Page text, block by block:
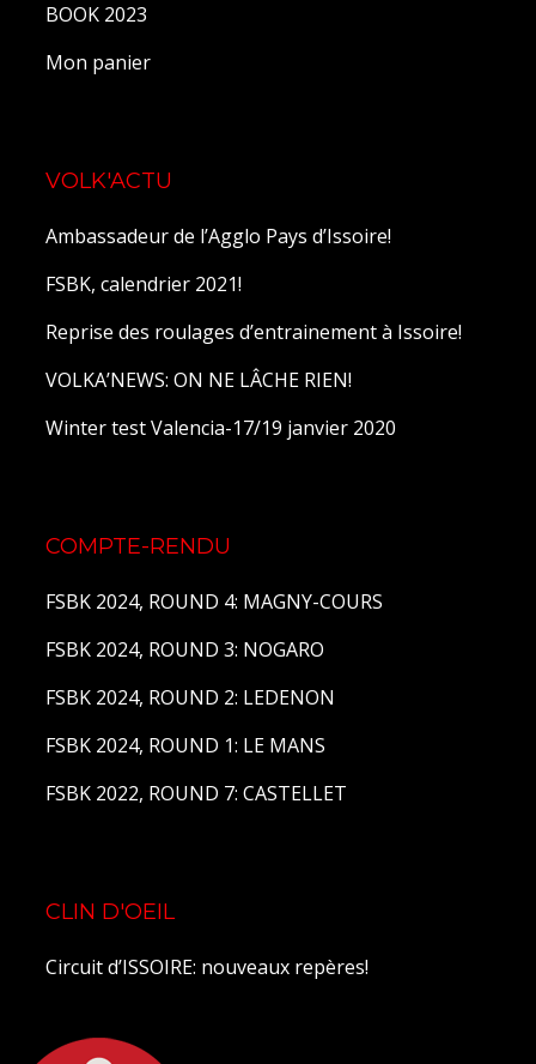
BOOK 2023
Mon panier
VOLK'ACTU
Ambassadeur de l’Agglo Pays d’Issoire!
FSBK, calendrier 2021!
Reprise des roulages d’entrainement à Issoire!
VOLKA’NEWS: ON NE LÂCHE RIEN!
Winter test Valencia-17/19 janvier 2020
COMPTE-RENDU
FSBK 2024, ROUND 4: MAGNY-COURS
FSBK 2024, ROUND 3: NOGARO
FSBK 2024, ROUND 2: LEDENON
FSBK 2024, ROUND 1: LE MANS
FSBK 2022, ROUND 7: CASTELLET
CLIN D'OEIL
Circuit d’ISSOIRE: nouveaux repères!